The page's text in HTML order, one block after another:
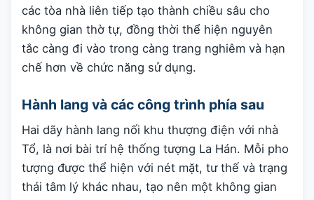
các tòa nhà liên tiếp tạo thành chiều sâu cho
không gian thờ tự, đồng thời thể hiện nguyên
tắc càng đi vào trong càng trang nghiêm và hạn
chế hơn về chức năng sử dụng.
Hành lang và các công trình phía sau
Hai dãy hành lang nối khu thượng điện với nhà
Tổ, là nơi bài trí hệ thống tượng La Hán. Mỗi pho
tượng được thể hiện với nét mặt, tư thế và trạng
thái tâm lý khác nhau, tạo nên một không gian